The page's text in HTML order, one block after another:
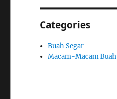
Categories
Buah Segar
Macam-Macam Buah